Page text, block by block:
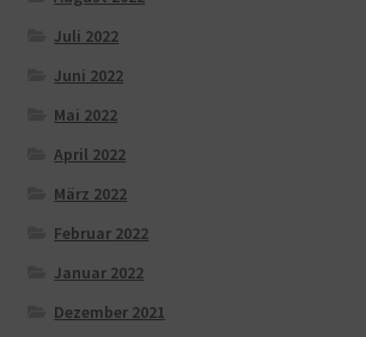
Juli 2022
Juni 2022
Mai 2022
April 2022
März 2022
Februar 2022
Januar 2022
Dezember 2021